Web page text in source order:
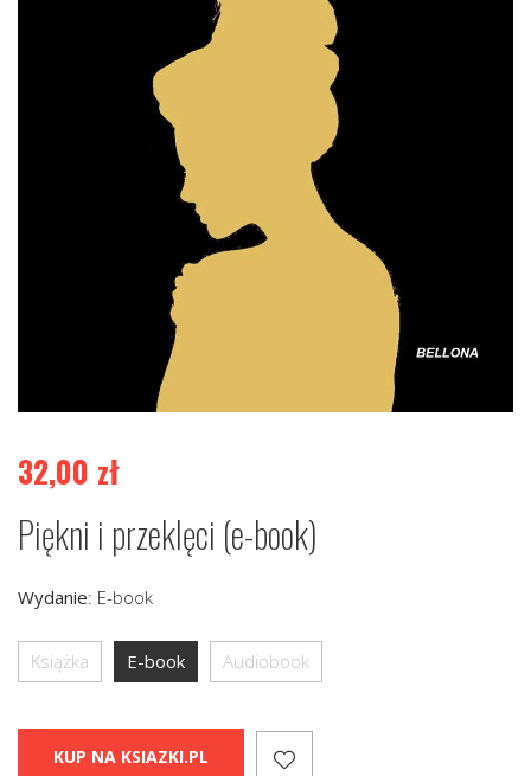
32,00 zł
Piękni i przeklęci (e-book)
Wydanie: E-book
Książka E-book Audiobook
KUP NA KSIAZKI.PL